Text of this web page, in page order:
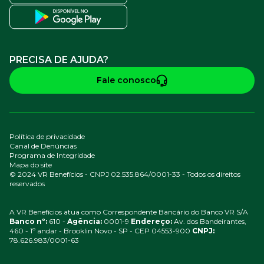
PRECISA DE AJUDA?
Fale conosco
© 2024 VR Benefícios - CNPJ 02.535.864/0001-33 - Todos os direitos
reservados
Política de privacidade
Canal de Denúncias
Programa de Integridade
Mapa do site
A VR Benefícios atua como Correspondente Bancário do Banco VR S/A
Banco nº: 610 - Agência: 0001-9 Endereço: Av. dos Bandeirantes,
460 - 1º andar - Brooklin Novo - SP - CEP 04553-900 CNPJ:
78.626.983/0001-63